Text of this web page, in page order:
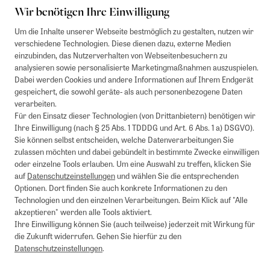
Wir benötigen Ihre Einwilligung
Um die Inhalte unserer Webseite bestmöglich zu gestalten, nutzen wir
verschiedene Technologien. Diese dienen dazu, externe Medien
einzubinden, das Nutzerverhalten von Webseitenbesuchern zu
analysieren sowie personalisierte Marketingmaßnahmen auszuspielen.
Dabei werden Cookies und andere Informationen auf Ihrem Endgerät
gespeichert, die sowohl geräte- als auch personenbezogene Daten
verarbeiten.
Für den Einsatz dieser Technologien (von Drittanbietern) benötigen wir
Ihre Einwilligung (nach § 25 Abs. 1 TDDDG und Art. 6 Abs. 1 a) DSGVO).
Sie können selbst entscheiden, welche Datenverarbeitungen Sie
zulassen möchten und dabei gebündelt in bestimmte Zwecke einwilligen
oder einzelne Tools erlauben. Um eine Auswahl zu treffen, klicken Sie
aufDatenschutzeinstellungenund wählen Sie die entsprechenden
Optionen. Dort finden Sie auch konkrete Informationen zu den
Technologien und den einzelnen Verarbeitungen. Beim Klick auf "Alle
akzeptieren" werden alle Tools aktiviert.
Ihre Einwilligung können Sie (auch teilweise) jederzeit mit Wirkung für
die Zukunft widerrufen. Gehen Sie hierfür zu den
Datenschutzeinstellungen.
Mindestbestellwert von 50€. Nicht anwendbar auf Produkte, die der
Buchpreisbindung unterliegen, ZEIT-Akademie, e-Books. Keine
Barauszahlung möglich. Nicht mit weiteren Gutscheinen/Rabatten
kombinierbar.
Briefsendungen sind vom kostenlosen Rückversand ausgeschlossen.
Weitere Informationen zu Rücksendungen finden Sie hier.
Alle Preise inkl. gesetzl. MwSt. zzgl. Versandkosten
Impressum
AGB
Instagram Pinterest